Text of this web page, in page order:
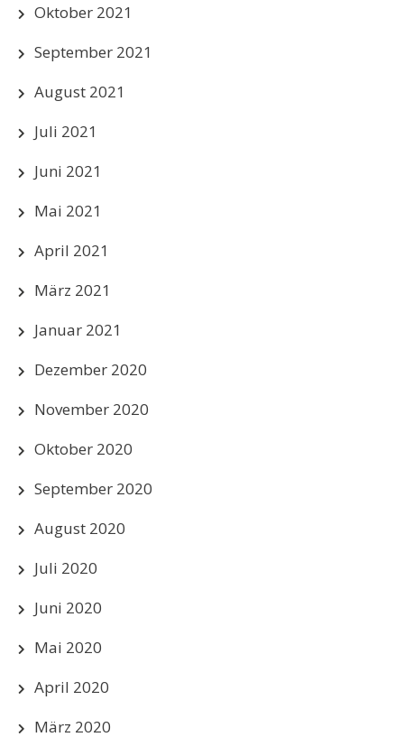
Oktober 2021
September 2021
August 2021
Juli 2021
Juni 2021
Mai 2021
April 2021
März 2021
Januar 2021
Dezember 2020
November 2020
Oktober 2020
September 2020
August 2020
Juli 2020
Juni 2020
Mai 2020
April 2020
März 2020